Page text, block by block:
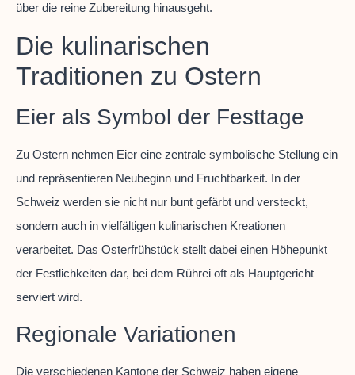
über die reine Zubereitung hinausgeht.
Die kulinarischen
Traditionen zu Ostern
Eier als Symbol der Festtage
Zu Ostern nehmen Eier eine zentrale symbolische Stellung ein
und repräsentieren Neubeginn und Fruchtbarkeit. In der
Schweiz werden sie nicht nur bunt gefärbt und versteckt,
sondern auch in vielfältigen kulinarischen Kreationen
verarbeitet. Das Osterfrühstück stellt dabei einen Höhepunkt
der Festlichkeiten dar, bei dem Rührei oft als Hauptgericht
serviert wird.
Regionale Variationen
Die verschiedenen Kantone der Schweiz haben eigene